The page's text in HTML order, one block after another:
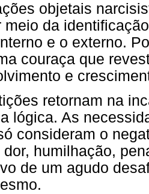
objetais
meio da
e o externo.
couraça que
e
retornam na
lógica. As
consideram o
dor, humilhação,
de um agudo